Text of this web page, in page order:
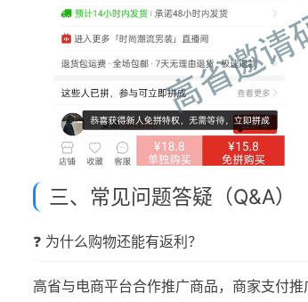
三、常见问题答疑（Q&A）
❓ 为什么购物还能有返利？
高省与电商平台合作推广商品，商家支付推